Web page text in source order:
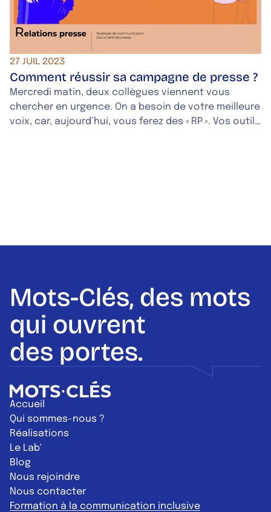
27 JUIL 2023
Comment réussir sa campagne de presse ?
Mercredi matin, deux collègues viennent vous
chercher en urgence. On a besoin de votre meilleure
voix, car, aujourd’hui, vous ferez des « RP ». Vos outils
Mots-Clés, des mots
qui ouvrent
des portes.
Retour à l'accueil
Accueil
Qui sommes-nous ?
Réalisations
Le Lab'
Blog
Nous rejoindre
Nous contacter
Formation à la communication inclusive